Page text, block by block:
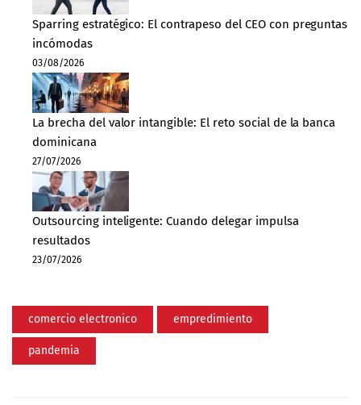
Sparring estratégico: El contrapeso del CEO con preguntas
incómodas
03/08/2026
La brecha del valor intangible: El reto social de la banca
dominicana
27/07/2026
Outsourcing inteligente: Cuando delegar impulsa
resultados
23/07/2026
comercio electronico empredimiento
pandemia